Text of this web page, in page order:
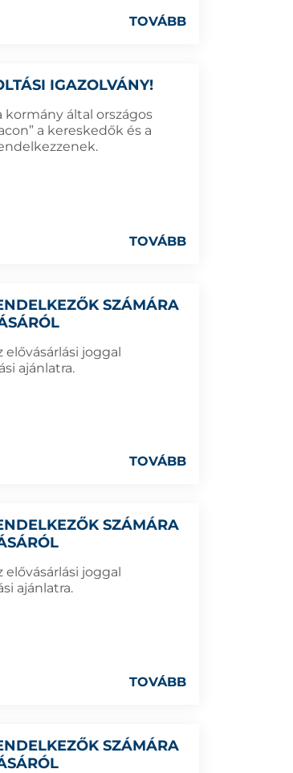
TOVÁBB
IGAZOLVÁNY!
által országos
a kereskedők és a
TOVÁBB
SZÁMÁRA
joggal
ajánlatra.
TOVÁBB
SZÁMÁRA
joggal
ajánlatra.
TOVÁBB
SZÁMÁRA